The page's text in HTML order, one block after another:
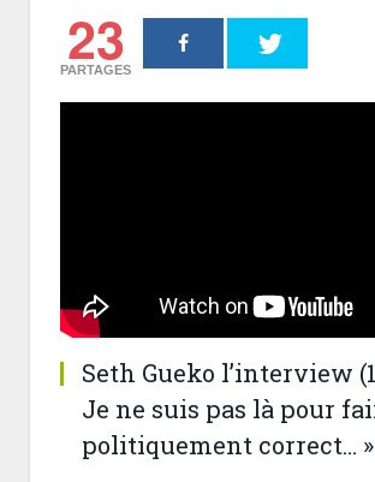
23
PARTAGES
Seth Gueko l’interview
Je ne suis pas là pour
politiquement correct… »